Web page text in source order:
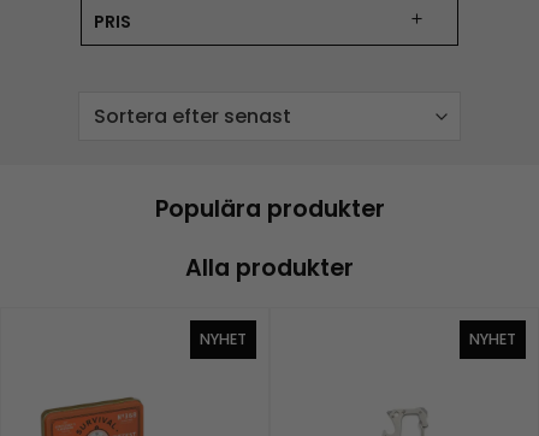
PRIS
Populära produkter
Alla produkter
NYHET NYHET